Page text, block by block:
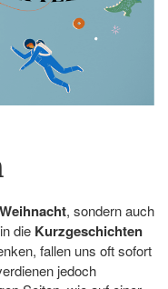
Weihnacht, sondern auch
die Kurzgeschichten
fallen uns oft sofort
jedoch